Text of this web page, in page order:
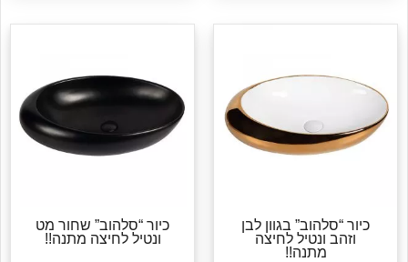
כיור “סלהוב” בגוון לבן
וזהב ונטיל לחיצה
מתנה!!
כיור “סלהוב” שחור מט
ונטיל לחיצה מתנה!!